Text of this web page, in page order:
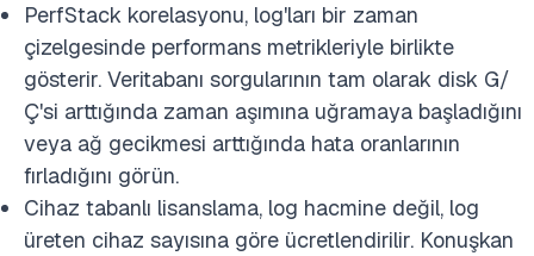
PerfStack korelasyonu, log'ları bir zaman
çizelgesinde performans metrikleriyle birlikte
gösterir. Veritabanı sorgularının tam olarak disk G/
Ç'si arttığında zaman aşımına uğramaya başladığını
veya ağ gecikmesi arttığında hata oranlarının
fırladığını görün.
Cihaz tabanlı lisanslama, log hacmine değil, log
üreten cihaz sayısına göre ücretlendirilir. Konuşkan